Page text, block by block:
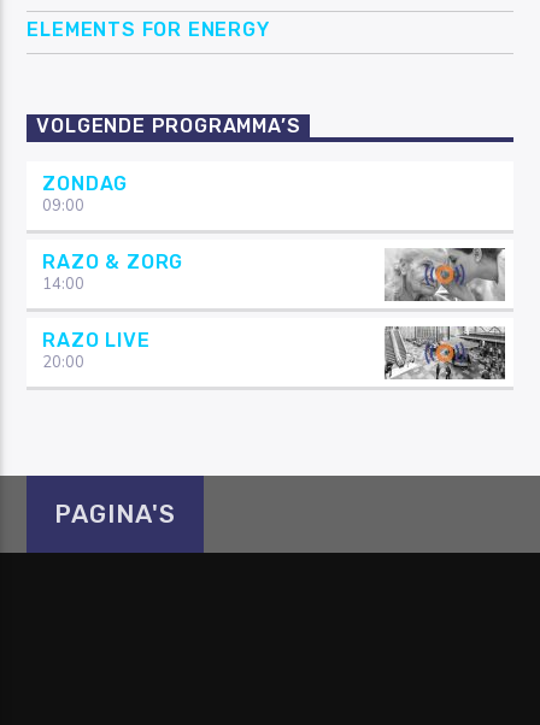
ELEMENTS FOR ENERGY
VOLGENDE PROGRAMMA’S
ZONDAG
09:00
RAZO & ZORG
14:00
RAZO LIVE
20:00
PAGINA'S